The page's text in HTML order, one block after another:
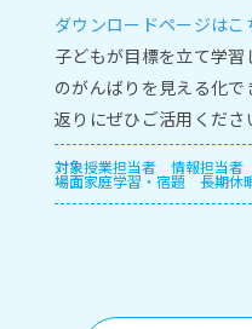
ダウンロードページはこ
子どもが目標を立て学
のがんばりを見える化
返りにぜひご活用くださ
対象授業担当者 情報担当者
場面家庭学習・宿題 長期休